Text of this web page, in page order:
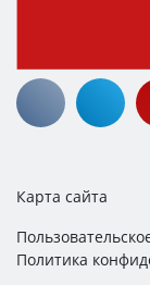
Карта сайта
Политика